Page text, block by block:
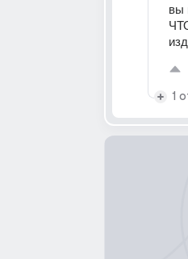
вы
1